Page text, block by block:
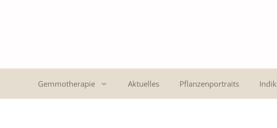
Gemmotherapie Aktuelles Pflanzenportraits